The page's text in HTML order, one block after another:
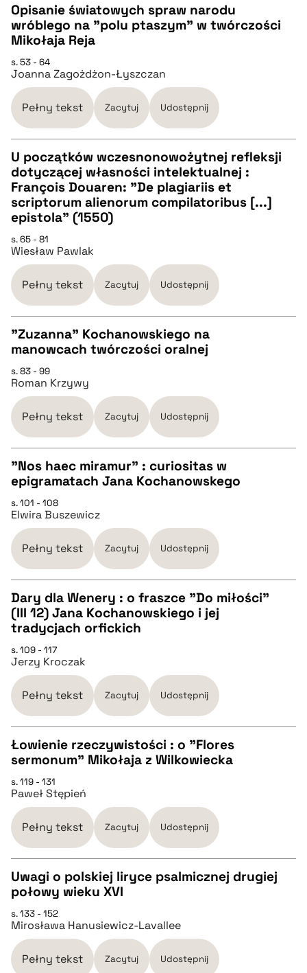
pobierz cytat
CZYSTY TEKST
pobierz cytat
BIBTEX
pobierz cytat
Opisanie światowych spraw narodu
wróblego na "polu ptaszym" w twórczości
Mikołaja Reja
s. 53 - 64
Joanna Zagożdżon-Łyszczan
Pełny tekst Zacytuj Udostępnij
CZYSTY TEKST
pobierz cytat
BIBTEX
pobierz cytat
U początków wczesnonowożytnej refleksji
dotyczącej własności intelektualnej :
François Douaren: "De plagiariis et
scriptorum alienorum compilatoribus [...]
epistola" (1550)
s. 65 - 81
Wiesław Pawlak
Pełny tekst Zacytuj Udostępnij
pobierz cytat
BIBTEX
pobierz cytat
"Zuzanna" Kochanowskiego na
manowcach twórczości oralnej
s. 83 - 99
Roman Krzywy
Pełny tekst Zacytuj Udostępnij
CZYSTY TEKST
pobierz cytat
BIBTEX
pobierz cytat
"Nos haec miramur" : curiositas w
epigramatach Jana Kochanowskego
s. 101 - 108
Elwira Buszewicz
Pełny tekst Zacytuj Udostępnij
CZYSTY TEKST
pobierz cytat
BIBTEX
pobierz cytat
Dary dla Wenery : o fraszce "Do miłości"
(III 12) Jana Kochanowskiego i jej
tradycjach orfickich
s. 109 - 117
Jerzy Kroczak
Pełny tekst Zacytuj Udostępnij
pobierz cytat
BIBTEX
pobierz cytat
Łowienie rzeczywistości : o "Flores
sermonum" Mikołaja z Wilkowiecka
s. 119 - 131
Paweł Stępień
Pełny tekst Zacytuj Udostępnij
CZYSTY TEKST
pobierz cytat
Uwagi o polskiej liryce psalmicznej drugiej
połowy wieku XVI
s. 133 - 152
Mirosława Hanusiewicz-Lavallee
Pełny tekst Zacytuj Udostępnij